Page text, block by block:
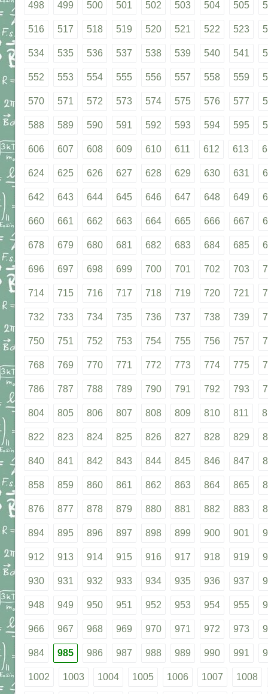
498 499 500 501 502 503 504 505
516 517 518 519 520 521 522 523
534 535 536 537 538 539 540 541
552 553 554 555 556 557 558 559
570 571 572 573 574 575 576 577
588 589 590 591 592 593 594 595
606 607 608 609 610 611 612 613
624 625 626 627 628 629 630 631
642 643 644 645 646 647 648 649
660 661 662 663 664 665 666 667
678 679 680 681 682 683 684 685
696 697 698 699 700 701 702 703
714 715 716 717 718 719 720 721
732 733 734 735 736 737 738 739
750 751 752 753 754 755 756 757
768 769 770 771 772 773 774 775
786 787 788 789 790 791 792 793
804 805 806 807 808 809 810 811
822 823 824 825 826 827 828 829
840 841 842 843 844 845 846 847
858 859 860 861 862 863 864 865
876 877 878 879 880 881 882 883
894 895 896 897 898 899 900 901
912 913 914 915 916 917 918 919
930 931 932 933 934 935 936 937
948 949 950 951 952 953 954 955
966 967 968 969 970 971 972 973
984 985 986 987 988 989 990 991
1002 1003 1004 1005 1006 1007 1008